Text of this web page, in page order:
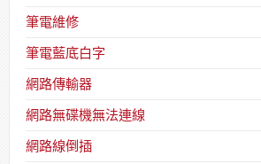
筆電維修
筆電藍底白字
網路傳輸器
網路無碟機無法連線
網路線倒插